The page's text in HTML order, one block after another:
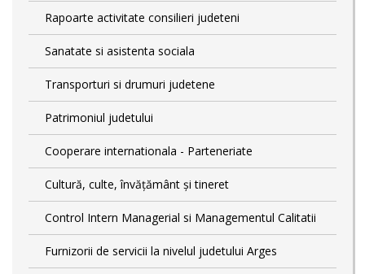
Rapoarte activitate consilieri judeteni
Sanatate si asistenta sociala
Transporturi si drumuri judetene
Patrimoniul judetului
Cooperare internationala - Parteneriate
Cultură, culte, învățământ și tineret
Control Intern Managerial si Managementul Calitatii
Furnizorii de servicii la nivelul judetului Arges